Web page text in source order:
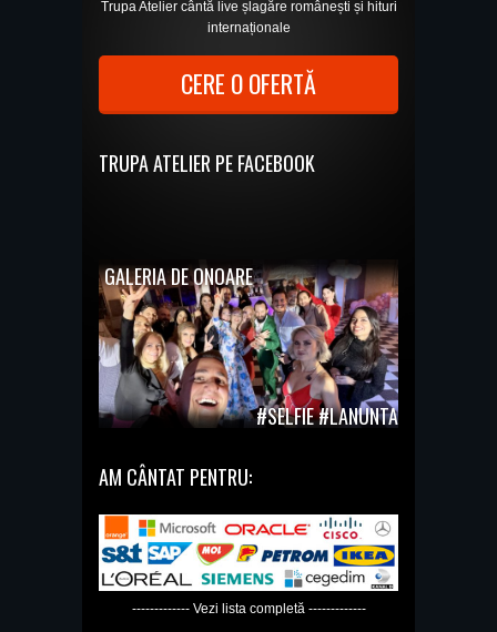
Trupa Atelier cântă live șlagăre românești și hituri
internaționale
CERE O OFERTĂ
TRUPA ATELIER PE FACEBOOK
GALERIA DE ONOARE
#SELFIE #LANUNTA
AM CÂNTAT PENTRU:
------------- Vezi lista completă -------------